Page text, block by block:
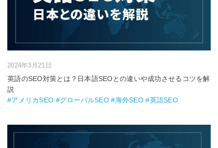
2024年3月21日
英語のSEO対策とは？日本語SEOとの違いや成功させるコツを解
説
#アメリカSEO #グローバルSEO #海外SEO #英語SEO